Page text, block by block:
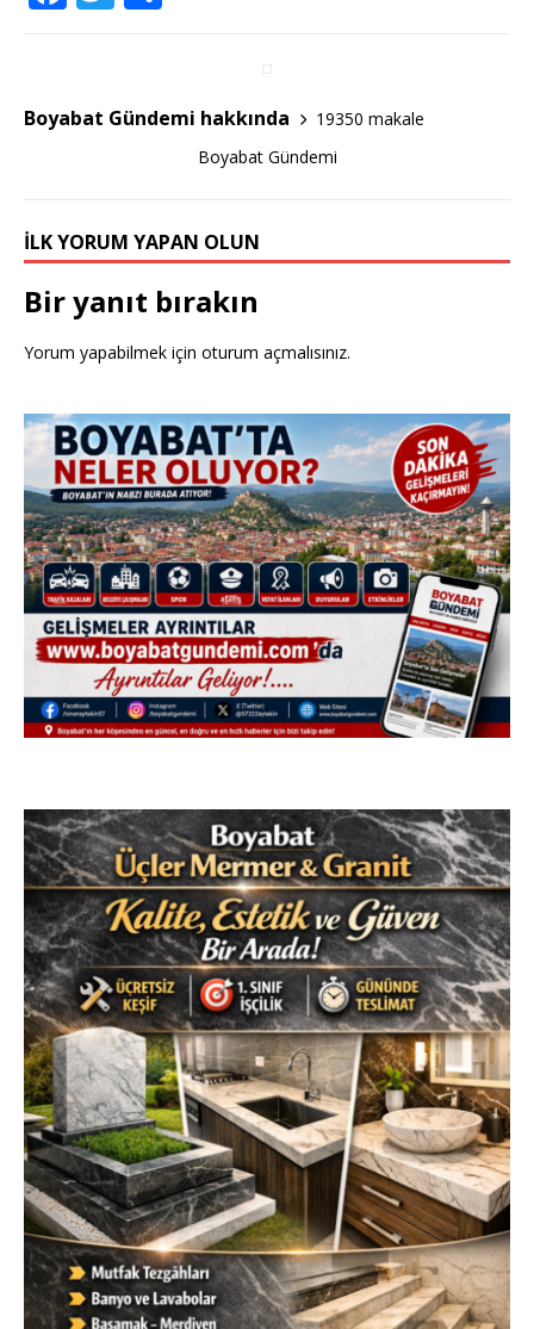
e
b
k
te
r
e
Boyabat Gündemi hakkında
19350 makale
Boyabat Gündemi
İLK YORUM YAPAN OLUN
Bir yanıt bırakın
Yorum yapabilmek için oturum açmalısınız.